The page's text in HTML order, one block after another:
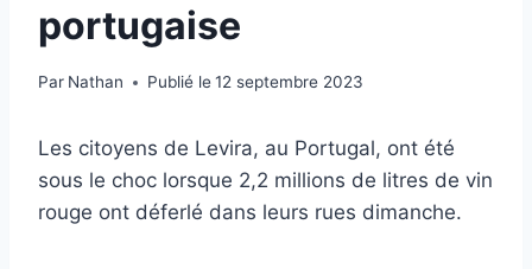
portugaise
Par Nathan Publié le 12 septembre 2023
Les citoyens de Levira, au Portugal, ont été
sous le choc lorsque 2,2 millions de litres de vin
rouge ont déferlé dans leurs rues dimanche.